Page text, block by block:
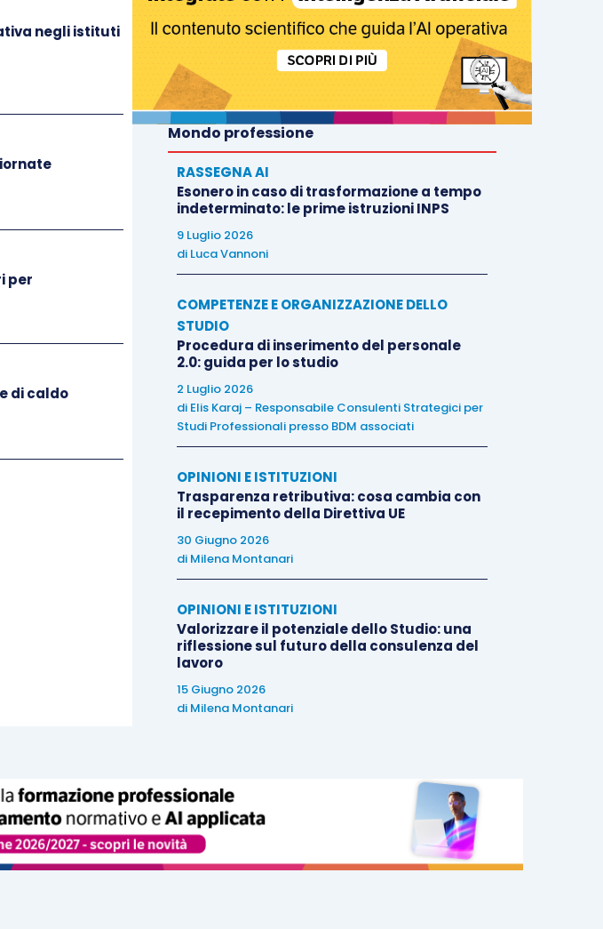
negli istituti
per
di caldo
Mondo professione
RASSEGNA AI
Esonero in caso di trasformazione a tempo
indeterminato: le prime istruzioni INPS
9 Luglio 2026
di Luca Vannoni
COMPETENZE E ORGANIZZAZIONE DELLO
STUDIO
Procedura di inserimento del personale
2.0: guida per lo studio
2 Luglio 2026
di Elis Karaj – Responsabile Consulenti Strategici per
Studi Professionali presso BDM associati
OPINIONI E ISTITUZIONI
Trasparenza retributiva: cosa cambia con
il recepimento della Direttiva UE
30 Giugno 2026
di Milena Montanari
OPINIONI E ISTITUZIONI
Valorizzare il potenziale dello Studio: una
riflessione sul futuro della consulenza del
lavoro
15 Giugno 2026
di Milena Montanari